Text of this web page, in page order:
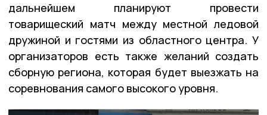
дальнейшем планируют провести
товарищеский матч между местной ледовой
дружиной и гостями из областного центра. У
организаторов есть также желаний создать
сборную региона, которая будет выезжать на
соревнования самого высокого уровня.